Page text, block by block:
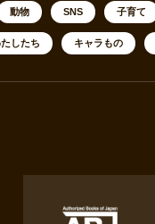
動物 SNS 子育て
したち キャラもの